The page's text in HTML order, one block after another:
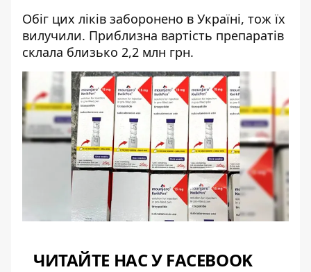
Обіг цих ліків заборонено в Україні, тож їх
вилучили. Приблизна вартість препаратів
склала близько 2,2 млн грн.
ЧИТАЙТЕ НАС У FACEBOOK